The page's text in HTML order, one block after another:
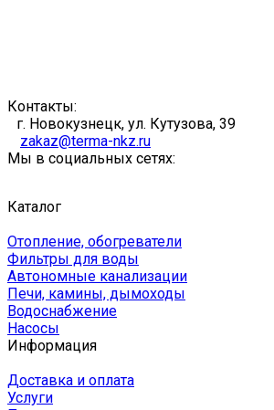
Контакты:
г. Новокузнецк, ул. Кутузова, 39
zakaz@terma-nkz.ru
Мы в социальных сетях:
Каталог
Отопление, обогреватели
Фильтры для воды
Автономные канализации
Печи, камины, дымоходы
Водоснабжение
Насосы
Информация
Доставка и оплата
Услуги